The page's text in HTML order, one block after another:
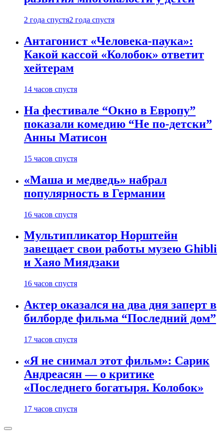
2 года спустя2 года спустя
Антагонист «Человека-паука»:
Какой кассой «Колобок» ответит
хейтерам
14 часов спустя
На фестивале “Окно в Европу”
показали комедию “Не по-детски”
Анны Матисон
15 часов спустя
«Маша и медведь» набрал
популярность в Германии
16 часов спустя
Мультипликатор Норштейн
завещает свои работы музею Ghibli
и Хаяо Миядзаки
16 часов спустя
Актер оказался на два дня заперт в
билборде фильма “Последний дом”
17 часов спустя
«Я не снимал этот фильм»: Сарик
Андреасян — о критике
«Последнего богатыря. Колобок»
17 часов спустя